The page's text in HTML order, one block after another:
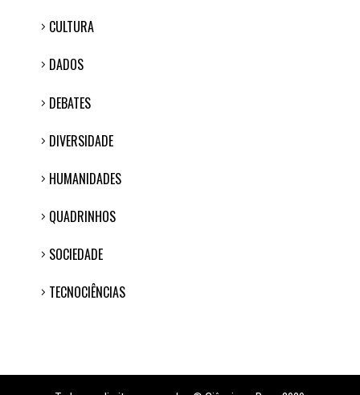
CULTURA
DADOS
DEBATES
DIVERSIDADE
HUMANIDADES
QUADRINHOS
SOCIEDADE
TECNOCIÊNCIAS